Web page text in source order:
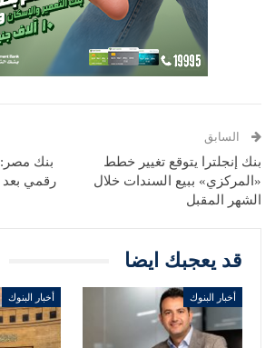
السابق
بنك إنجلترا يتوقع تغيير خطط
«المركزي» ببيع السندات خلال
الشهر المقبل
بنك مصر:
رقمي
قد يعجبك ايضا
أخبار البنوك أخبار البنوك